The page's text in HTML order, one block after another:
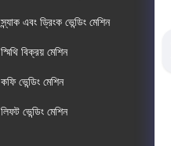
স্ন্যাক এবং ড্রিংক ভেন্ডিং মেশিন
স্মিথি বিক্রয় মেশিন
কফি ভেন্ডিং মেশিন
লিফট ভেন্ডিং মেশিন